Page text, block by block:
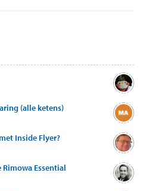
(alle ketens)
Inside Flyer?
Essential